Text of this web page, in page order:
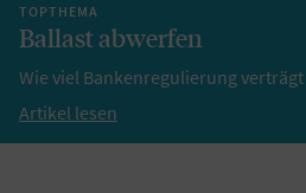
TOPTHEMA
Ballast abwerfen
Wie viel Bankenregulierung
Artikel lesen